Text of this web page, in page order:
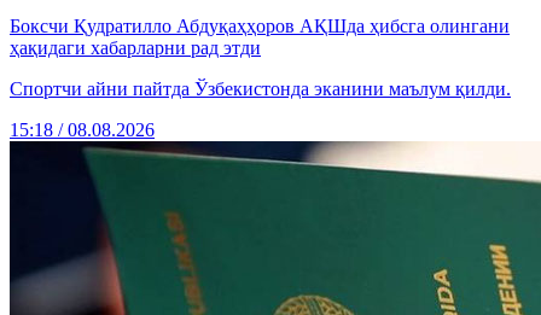
Боксчи Қудратилло Абдуқаҳҳоров АҚШда ҳибсга олингани
ҳақидаги хабарларни рад этди
Спортчи айни пайтда Ўзбекистонда эканини маълум қилди.
15:18 / 08.08.2026